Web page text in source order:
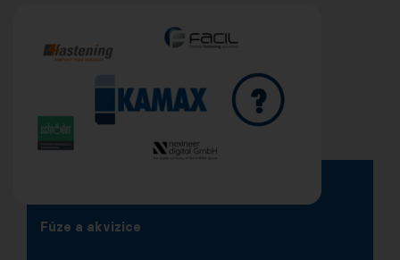
Fúze a akvizice